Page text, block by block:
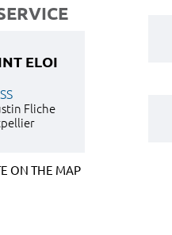
ELOI
Fliche
ON THE MAP